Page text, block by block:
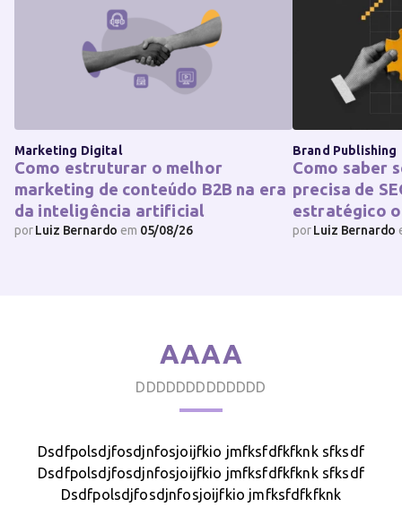
Marketing Digital
Como estruturar o melhor
marketing de conteúdo B2B na era
da inteligência artificial
porLuiz Bernardo em 05/08/26
Brand Publishing
Como saber
precisa de
estratégico
porLuiz Bernardo
AAAA
DDDDDDDDDDDDD
Dsdfpolsdjfosdjnfosjoijfkio jmfksfdfkfknk sfksdf
Dsdfpolsdjfosdjnfosjoijfkio jmfksfdfkfknk sfksdf
Dsdfpolsdjfosdjnfosjoijfkio jmfksfdfkfknk